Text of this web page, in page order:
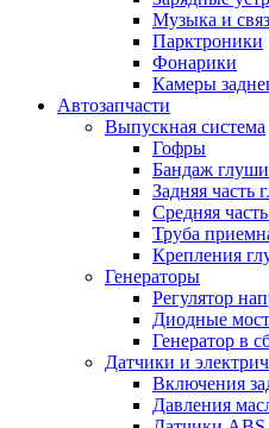
Музыка и
Парктроники
Фонарики
Камеры
Автозапчасти
Выпускная система
Гофры
Бандаж
Задняя часть
Средняя
Труба
Крепления
Генераторы
Регулятор
Диодные
Генератор в
Датчики и
Включения
Давления